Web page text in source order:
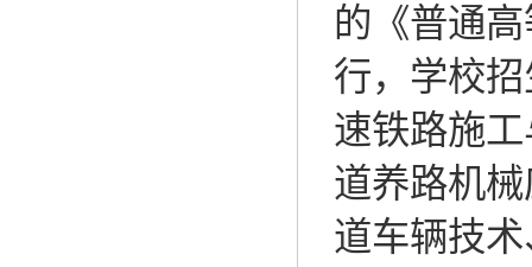
的《普通
行， 学校
速铁路施
道养路机
道车辆技